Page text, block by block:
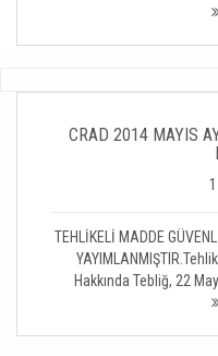
CRAD 2014 MAYIS
TEHLİKELİ MADDE
Hakkında Tebliğ, 22